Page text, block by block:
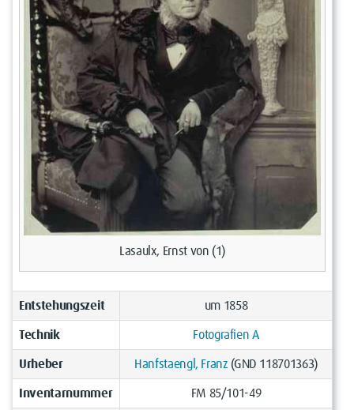
Lasaulx, Ernst von (1)
Entstehungszeit um 1858
Technik Fotografien A
Urheber Hanfstaengl, Franz (GND 118701363)
Inventarnummer FM 85/101-49